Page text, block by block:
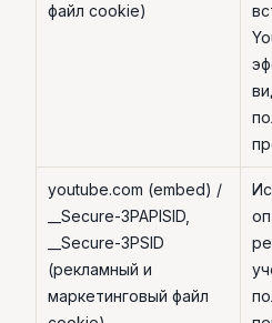
файл cookie)
youtube.com (embed) /
__Secure-3PAPISID,
__Secure-3PSID
(рекламный и
маркетинговый файл